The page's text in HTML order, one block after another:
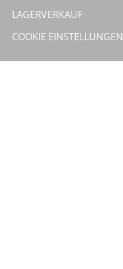
Unternehmen
LAGERVERKAUF
COOKIE EINSTELLUNGEN